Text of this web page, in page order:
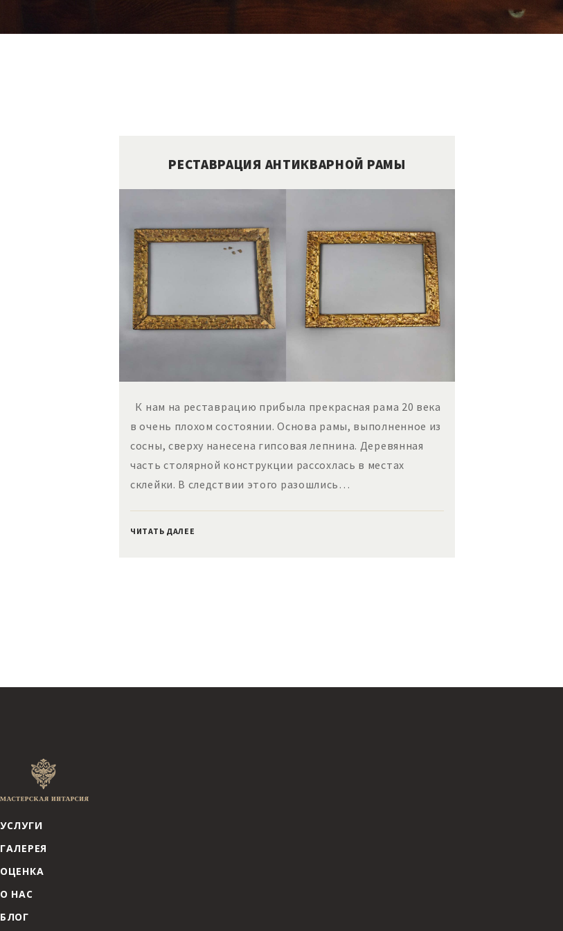
РЕСТАВРАЦИЯ АНТИКВАРНОЙ РАМЫ
К нам на реставрацию прибыла прекрасная рама 20 века
в очень плохом состоянии. Основа рамы, выполненное из
сосны, сверху нанесена гипсовая лепнина. Деревянная
часть столярной конструкции рассохлась в местах
склейки. В следствии этого разошлись…
ЧИТАТЬ ДАЛЕЕ
УСЛУГИ
ГАЛЕРЕЯ
ОЦЕНКА
О НАС
БЛОГ